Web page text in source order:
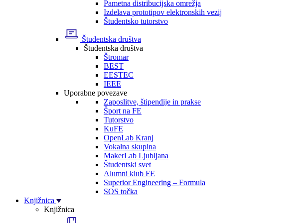
Pametna distribucijska omrežja
Izdelava prototipov elektronskih vezij
Študentsko tutorstvo
Študentska društva
Študentska društva
Štromar
BEST
EESTEC
IEEE
Uporabne povezave
Zaposlitve, štipendije in prakse
Šport na FE
Tutorstvo
KuFE
OpenLab Kranj
Vokalna skupina
MakerLab Ljubljana
Študentski svet
Alumni klub FE
Superior Engineering – Formula
SOS točka
Knjižnica
Knjižnica